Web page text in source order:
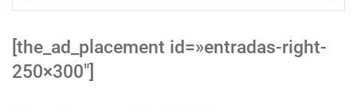
[the_ad_placement id=»entradas-right-
250×300″]